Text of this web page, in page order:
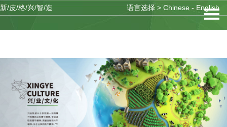
新/皮/格/兴/智/造 语言选择 > Chinese - English